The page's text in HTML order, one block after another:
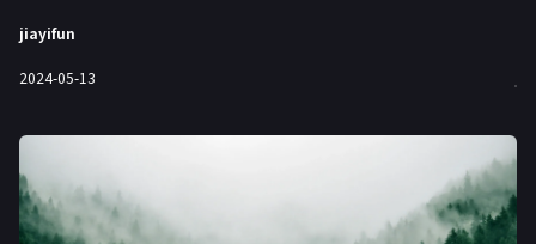
jiayifun
2024-05-13